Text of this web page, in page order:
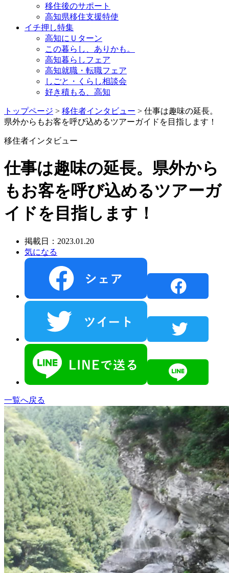
移住後のサポート
高知県移住支援特使
イチ押し特集
高知にＵターン
この暮らし、ありかも。
高知暮らしフェア
高知就職・転職フェア
しごと・くらし相談会
好き積もる、高知
トップページ > 移住者インタビュー > 仕事は趣味の延長。
県外からもお客を呼び込めるツアーガイドを目指します！
移住者インタビュー
仕事は趣味の延長。県外から
もお客を呼び込めるツアーガ
イドを目指します！
掲載日：2023.01.20
気になる
一覧へ戻る